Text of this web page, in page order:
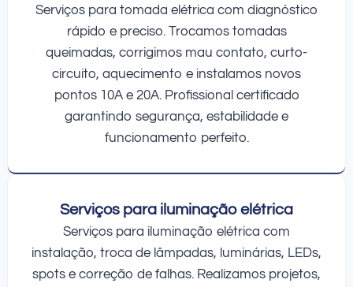
Serviços para tomada elétrica com diagnóstico
rápido e preciso. Trocamos tomadas
queimadas, corrigimos mau contato, curto-
circuito, aquecimento e instalamos novos
pontos 10A e 20A. Profissional certificado
garantindo segurança, estabilidade e
funcionamento perfeito.
Serviços para iluminação elétrica
Serviços para iluminação elétrica com
instalação, troca de lâmpadas, luminárias, LEDs,
spots e correção de falhas. Realizamos projetos,